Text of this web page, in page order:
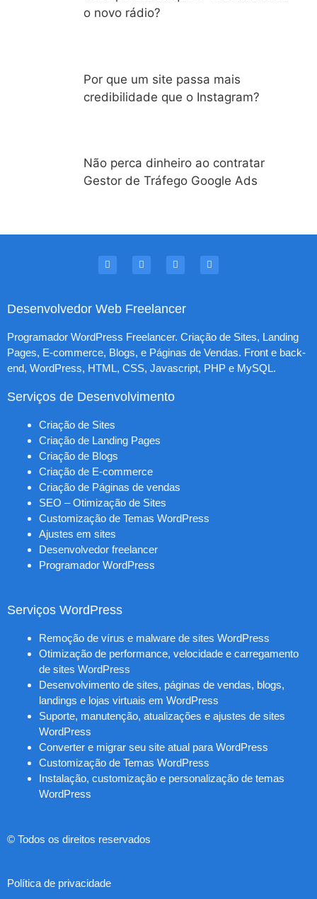
o novo rádio?
Por que um site passa mais
credibilidade que o Instagram?
Não perca dinheiro ao contratar
Gestor de Tráfego Google Ads
Desenvolvedor Web Freelancer
Programador WordPress Freelancer. Criação de Sites, Landing
Pages, E-commerce, Blogs, e Páginas de Vendas. Front e back-
end, WordPress, HTML, CSS, Javascript, PHP e MySQL.
Serviços de Desenvolvimento
Criação de Sites
Criação de Landing Pages
Criação de Blogs
Criação de E-commerce
Criação de Páginas de vendas
SEO – Otimização de Sites
Customização de Temas WordPress
Ajustes em sites
Desenvolvedor freelancer
Programador WordPress
Serviços WordPress
Remoção de vírus e malware de sites WordPress
Otimização de performance, velocidade e carregamento
de sites WordPress
Desenvolvimento de sites, páginas de vendas, blogs,
landings e lojas virtuais em WordPress
Suporte, manutenção, atualizações e ajustes de sites
WordPress
Converter e migrar seu site atual para WordPress
Customização de Temas WordPress
Instalação, customização e personalização de temas
WordPress
© Todos os direitos reservados
Política de privacidade